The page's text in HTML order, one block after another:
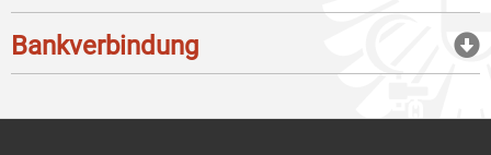
Bankverbindung